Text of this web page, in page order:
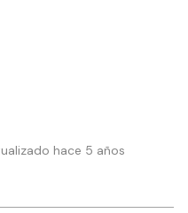
hace 5 años